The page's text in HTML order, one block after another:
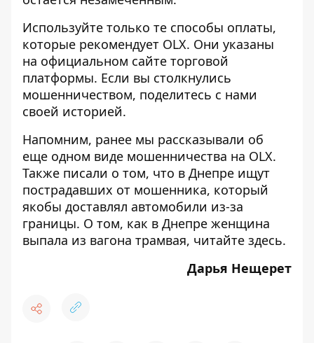
Используйте только те способы оплаты,
которые рекомендует OLX. Они указаны
на официальном сайте торговой
платформы. Если вы столкнулись
мошенничеством, поделитесь с нами
своей историей.
Напомним, ранее мы рассказывали об
еще одном виде мошенничества на OLX.
Также писали о том, что в Днепре ищут
пострадавших от мошенника, который
якобы доставлял автомобили из-за
границы. О том, как в Днепре женщина
выпала из вагона трамвая, читайте здесь.
Дарья Нещерет